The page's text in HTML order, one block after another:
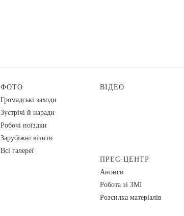
ФОТО
Громадські заходи
Зустрічі й наради
Робочі поїздки
Зарубіжні візити
Всі галереї
ВІДЕО
ПРЕС-ЦЕНТР
Анонси
Робота зі ЗМІ
Розсилка матеріалів